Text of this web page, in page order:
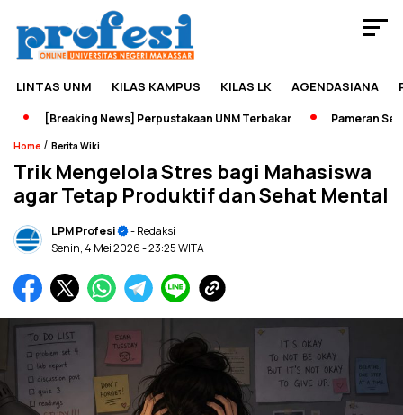
LINTAS UNM KILAS KAMPUS KILAS LK AGENDASIANA
[Breaking News] Perpustakaan UNM Terbakar Pameran
Home / Berita Wiki
Trik Mengelola Stres bagi Mahasiswa
agar Tetap Produktif dan Sehat Mental
LPM Profesi
- Redaksi
Senin, 4 Mei 2026- 23:25 WITA